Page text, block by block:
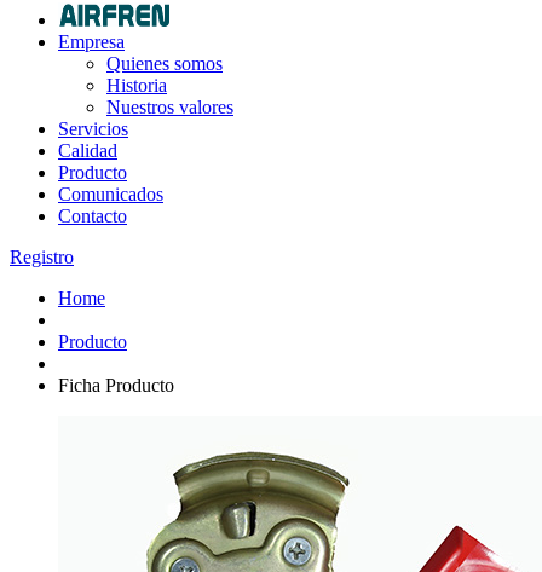
Empresa
Quienes somos
Historia
Nuestros valores
Servicios
Calidad
Producto
Comunicados
Contacto
Registro
Home
Producto
Ficha Producto